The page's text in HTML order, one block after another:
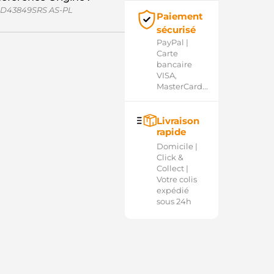
AS-PL
Paiement
sécurisé
PayPal |
Carte
bancaire
VISA,
MasterCard...
Livraison
rapide
Domicile |
Click &
Collect |
Votre colis
expédié
sous 24h